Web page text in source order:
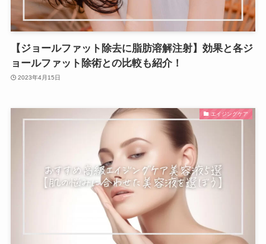
【ジョールファット除去に脂肪溶解注射】効果と各ジ
ョールファット除術との比較も紹介！
2023年4月15日
エイジングケア